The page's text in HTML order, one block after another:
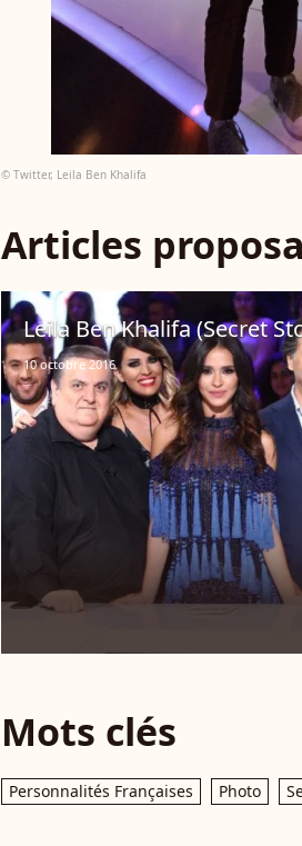
© Twitter, Leila Ben Khalifa
Articles
Leila Ben Khalifa (Secret
10 octobre 2016
Mots clés
Personnalités Françaises Photo